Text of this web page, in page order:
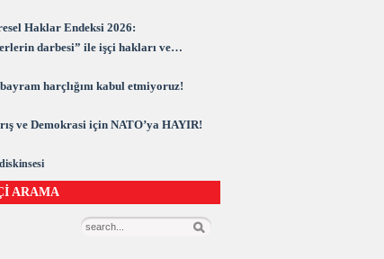
Haklar Endeksi 2026:
darbesi” ile işçi hakları ve
harçlığını kabul etmiyoruz!
ve Demokrasi için NATO’ya HAYIR!
ARAMA